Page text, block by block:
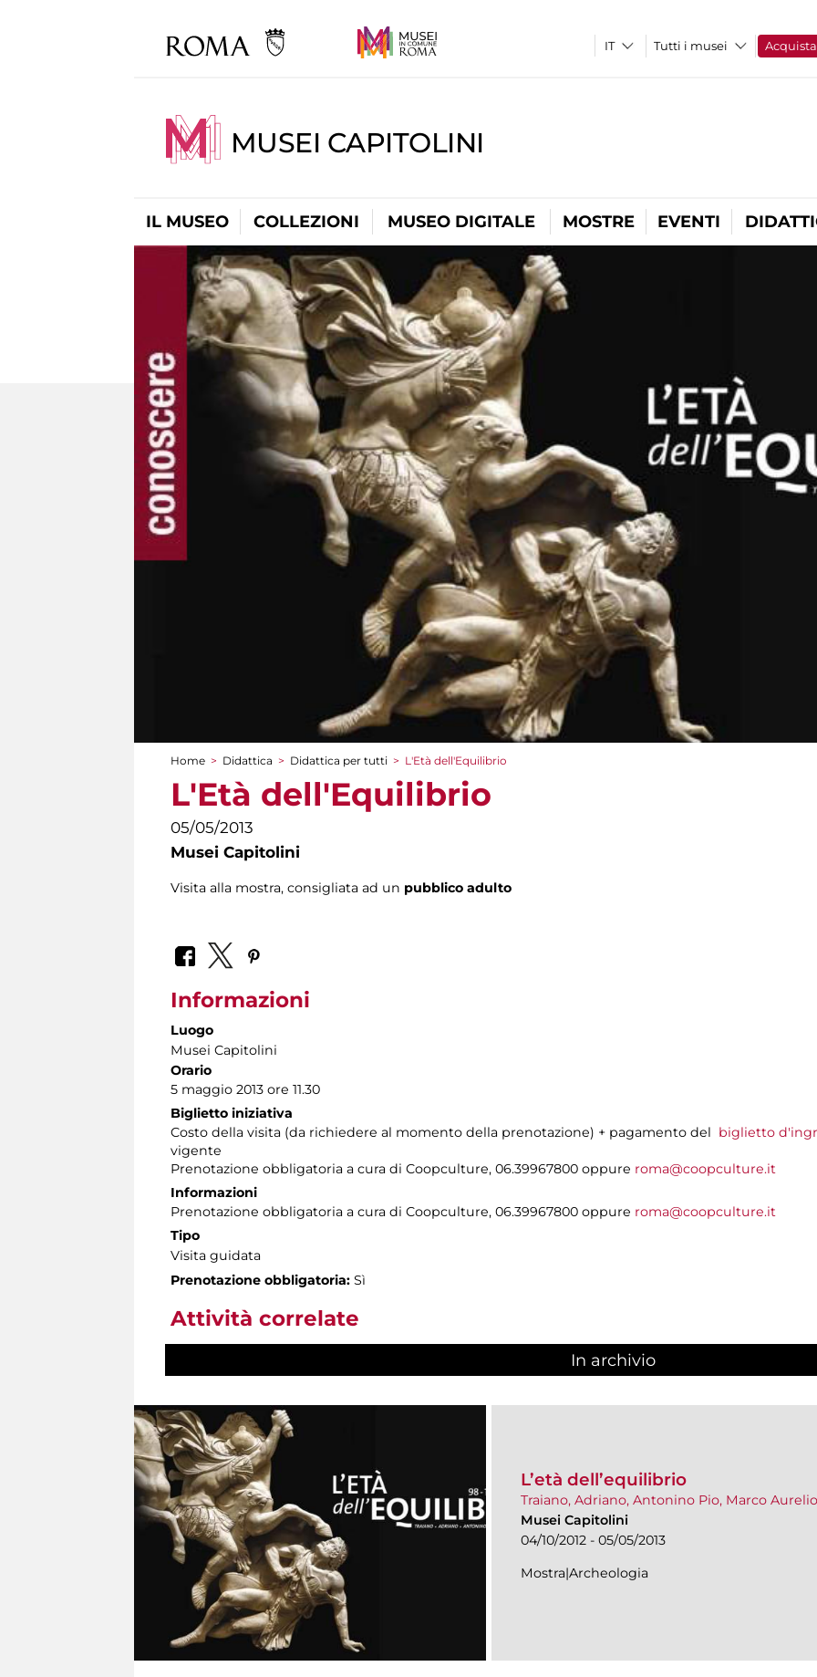
Tutti i musei Acquista
MUSEI CAPITOLINI
IL MUSEO COLLEZIONI MUSEO DIGITALE MOSTRE EVENTI
Tu sei qui
Home > Didattica > Didattica per tutti > L'Età dell'Equilibrio
L'Età dell'Equilibrio
05/05/2013
Musei Capitolini
Visita alla mostra, consigliata ad un pubblico adulto
Informazioni
Luogo
Musei Capitolini
Orario
5 maggio 2013 ore 11.30
Biglietto iniziativa
Costo della visita (da richiedere al momento della prenotazione) + pagamento del biglietto
vigente
Prenotazione obbligatoria a cura di Coopculture, 06.39967800 oppure roma@coopculture.it
Informazioni
Prenotazione obbligatoria a cura di Coopculture, 06.39967800 oppure roma@coopculture.it
Tipo
Visita guidata
Prenotazione obbligatoria: Sì
Attività correlate
In archivio
L’età dell’equilibrio
Traiano, Adriano, Antonino Pio, Marco Aurelio
Musei Capitolini
04/10/2012 - 05/05/2013
Mostra|Archeologia